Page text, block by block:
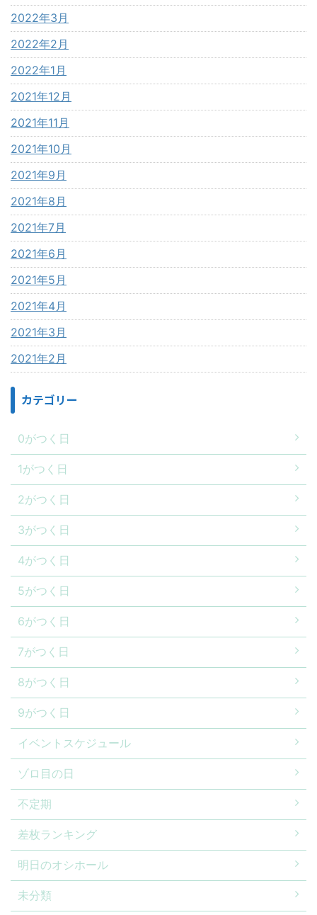
2022年3月
2022年2月
2022年1月
2021年12月
2021年11月
2021年10月
2021年9月
2021年8月
2021年7月
2021年6月
2021年5月
2021年4月
2021年3月
2021年2月
カテゴリー
0がつく日
1がつく日
2がつく日
3がつく日
4がつく日
5がつく日
6がつく日
7がつく日
8がつく日
9がつく日
イベントスケジュール
ゾロ目の日
不定期
差枚ランキング
明日のオシホール
未分類